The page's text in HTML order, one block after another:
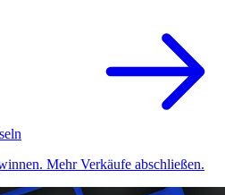
Mehr Verkäufe abschließen.